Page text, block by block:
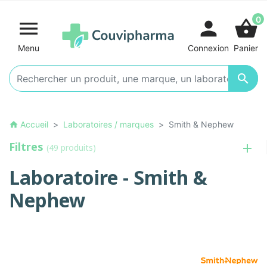

Menu

person
Connexion
shopping_basket0
Panier
home Accueil Laboratoires / marques Smith & Nephew
Filtres (49 produits)
Laboratoire - Smith &
Nephew